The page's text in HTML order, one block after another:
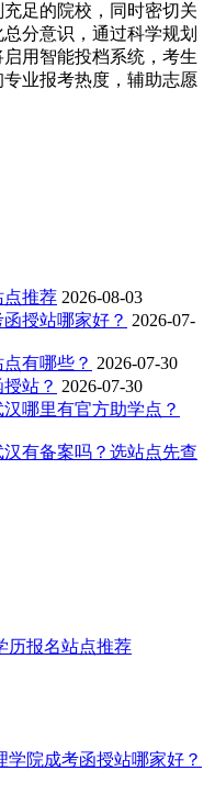
足的院校，同时密切关
分意识，通过科学规划
用智能投档系统，考生
业报考热度，辅助志愿
点推荐 2026-08-03
授站哪家好？ 2026-07-
有哪些？ 2026-07-30
站？ 2026-07-30
哪里有官方助学点？
有备案吗？选站点先查
历报名站点推荐
学院成考函授站哪家好？